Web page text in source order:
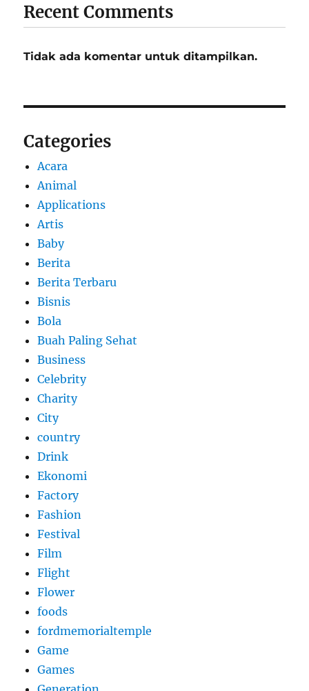
Recent Comments
Tidak ada komentar untuk ditampilkan.
Categories
Acara
Animal
Applications
Artis
Baby
Berita
Berita Terbaru
Bisnis
Bola
Buah Paling Sehat
Business
Celebrity
Charity
City
country
Drink
Ekonomi
Factory
Fashion
Festival
Film
Flight
Flower
foods
fordmemorialtemple
Game
Games